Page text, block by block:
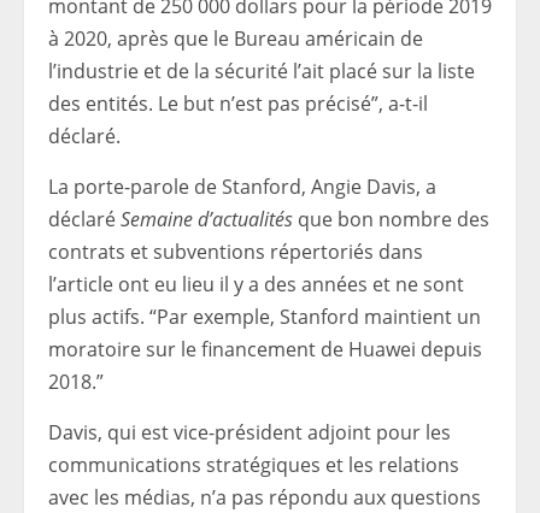
montant de 250 000 dollars pour la période 2019
à 2020, après que le Bureau américain de
l’industrie et de la sécurité l’ait placé sur la liste
des entités. Le but n’est pas précisé”, a-t-il
déclaré.
La porte-parole de Stanford, Angie Davis, a
déclaréSemaine d’actualités que bon nombre des
contrats et subventions répertoriés dans
l’article ont eu lieu il y a des années et ne sont
plus actifs. “Par exemple, Stanford maintient un
moratoire sur le financement de Huawei depuis
2018.”
Davis, qui est vice-président adjoint pour les
communications stratégiques et les relations
avec les médias, n’a pas répondu aux questions